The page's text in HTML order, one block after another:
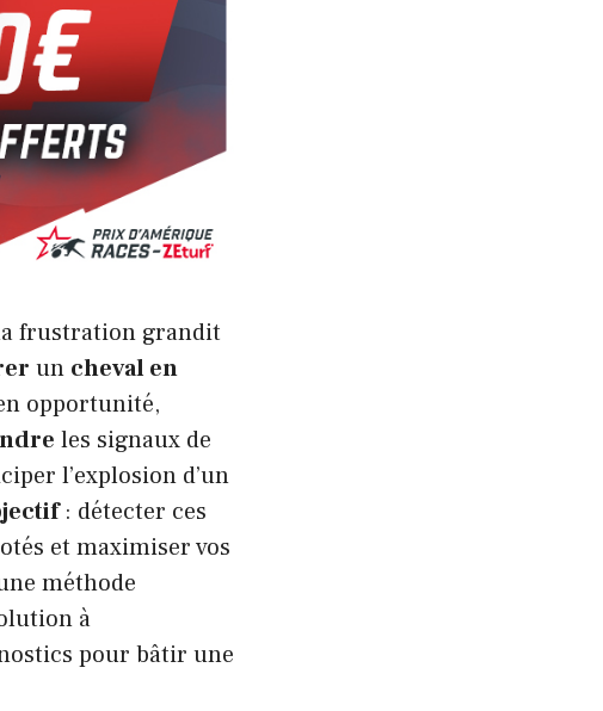
frustration grandit
un cheval en
opportunité,
les signaux de
l’explosion d’un
: détecter ces
et maximiser vos
méthode
à
pour bâtir une